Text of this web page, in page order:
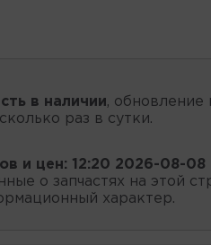
в наличии, обновление
раз в сутки.
и цен: 12:20 2026-08-08
о запчастях на этой
характер.